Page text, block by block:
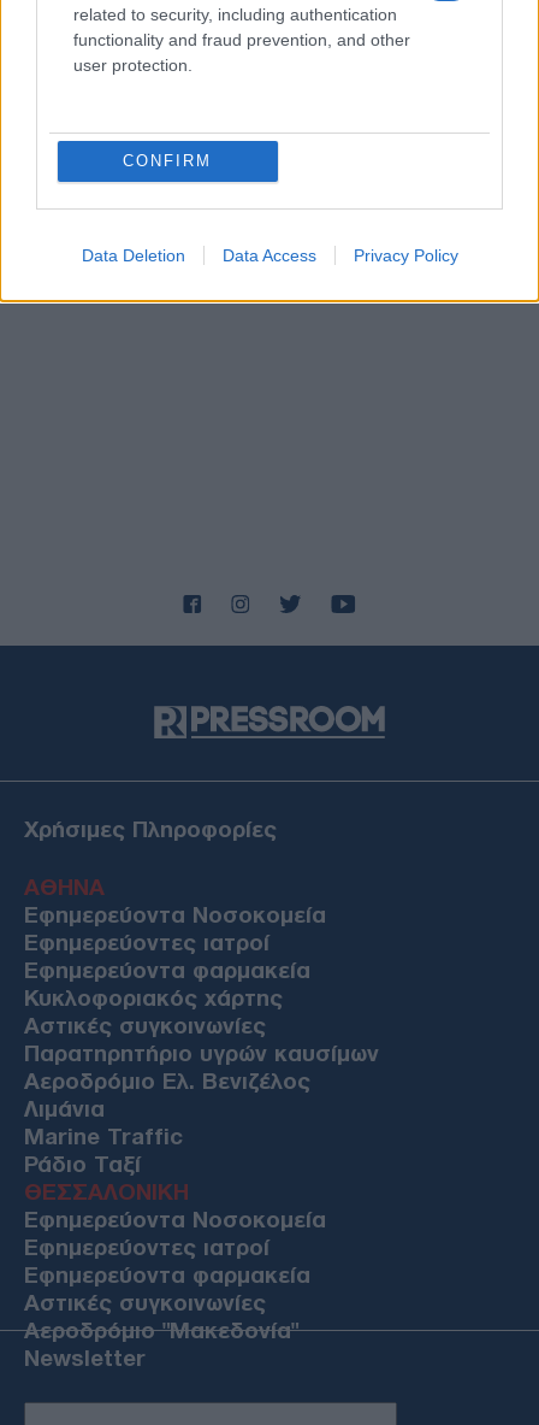
related to security, including authentication
functionality and fraud prevention, and other
user protection.
CONFIRM
Data Deletion Data Access Privacy Policy
Χρήσιμες Πληροφορίες
ΑΘΗΝΑ
Εφημερεύοντα Νοσοκομεία
Εφημερεύοντες ιατροί
Εφημερεύοντα φαρμακεία
Κυκλοφοριακός χάρτης
Αστικές συγκοινωνίες
Παρατηρητήριο υγρών καυσίμων
Αεροδρόμιο Ελ. Βενιζέλος
Λιμάνια
Marine Traffic
Ράδιο Ταξί
ΘΕΣΣΑΛΟΝΙΚΗ
Εφημερεύοντα Νοσοκομεία
Εφημερεύοντες ιατροί
Εφημερεύοντα φαρμακεία
Αστικές συγκοινωνίες
Αεροδρόμιο "Μακεδονία"
Newsletter